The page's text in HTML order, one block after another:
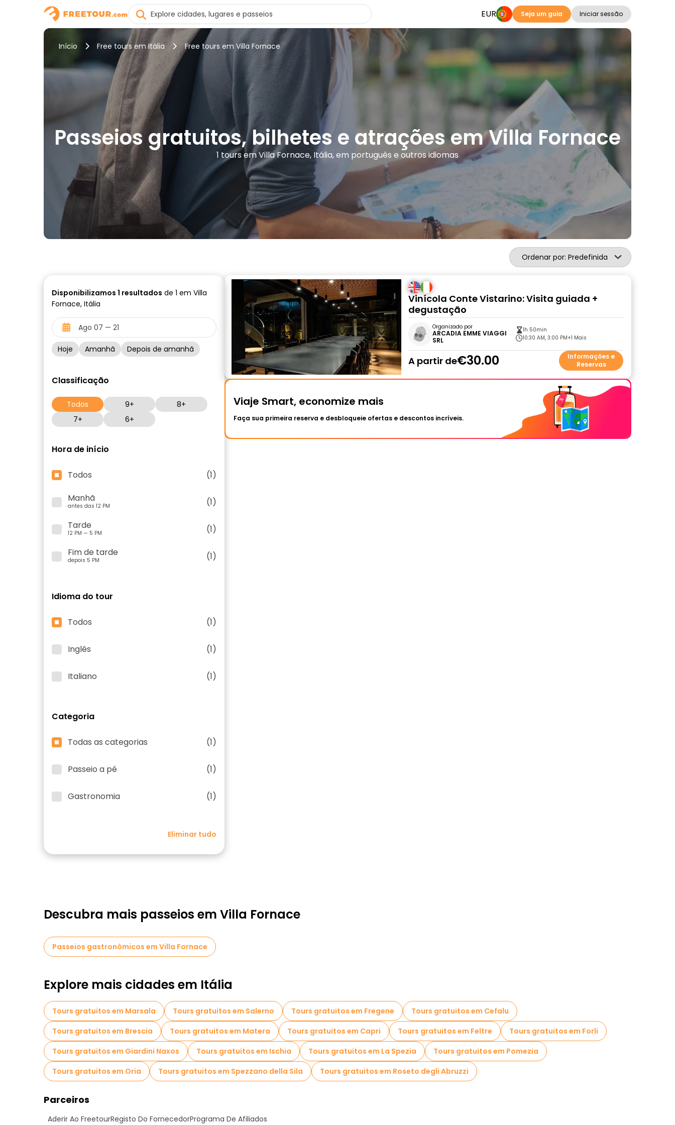
EUR Seja um guia Iniciar sessão
Início Free tours em Itália Free tours em Villa Fornace
Passeios gratuitos, bilhetes e atrações em Villa Fornace
1 tours em Villa Fornace, Itália, em português e outros idiomas
Ordenar por: Predefinida
Disponibilizamos 1 resultados de 1 em Villa
Fornace, Itália
Hoje Amanhã Depois de amanhã
Classificação
Todos 9+
8+
7+
6+
Hora de início
Todos
(1)
Manhã
antes das 12 PM
(1)
Tarde
12 PM — 5 PM
(1)
Fim de tarde
depois 5 PM (1)
Idioma do tour
Todos (1)
Inglês (1)
Italiano (1)
Categoria
Todas as categorias (1)
Passeio a pé (1)
Gastronomia (1)
Eliminar tudo
Vinícola Conte Vistarino: Visita guiada +
degustação
Organizado por
ARCADIA EMME VIAGGI
SRL
1h 50min
10:30 AM, 3:00 PM+1 Mais
A partir de€30.00
Informações e
Reservas
Viaje Smart, economize mais
Faça sua primeira reserva e desbloqueie ofertas e descontos incríveis.
Descubra mais passeios em Villa Fornace
Passeios gastronômicos em Villa Fornace
Explore mais cidades em Itália
Tours gratuitos em Marsala Tours gratuitos em Salerno Tours gratuitos em Fregene
Tours gratuitos em Cefalu
Tours gratuitos em Brescia
Tours gratuitos em Matera Tours gratuitos em Capri Tours gratuitos em Feltre
Tours gratuitos em Forli
Tours gratuitos em Giardini Naxos
Tours gratuitos em Ischia Tours gratuitos em La Spezia
Tours gratuitos em Pomezia
Tours gratuitos em Oria
Tours gratuitos em Spezzano della Sila Tours gratuitos em Roseto degli Abruzzi
Parceiros
Aderir Ao FreetourRegisto Do FornecedorPrograma De Afiliados